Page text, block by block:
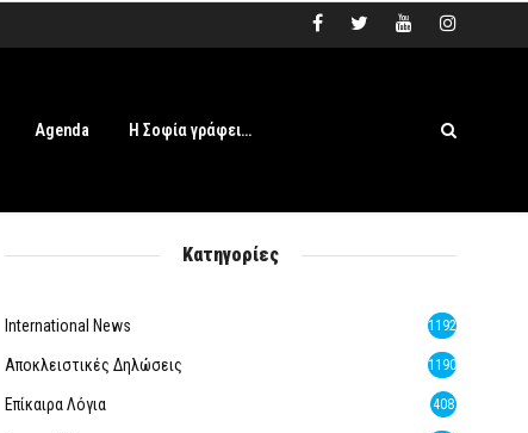
Agenda Η Σοφία γράφει…
Κατηγορίες
International News 1192
Αποκλειστικές Δηλώσεις 1190
Επίκαιρα Λόγια 408